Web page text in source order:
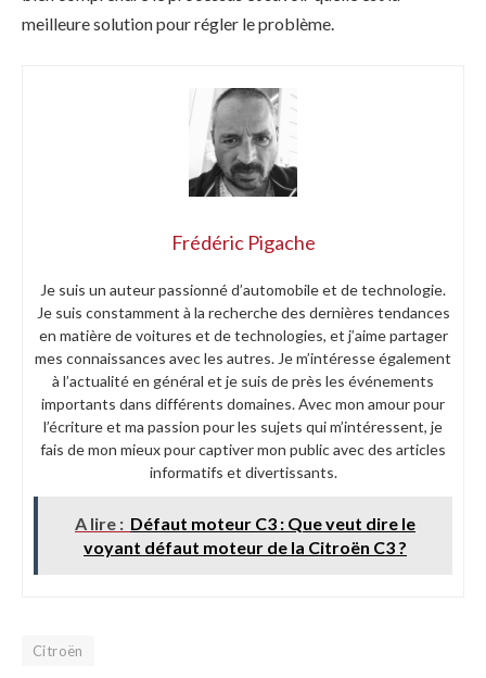
meilleure solution pour régler le problème.
Frédéric Pigache
Je suis un auteur passionné d’automobile et de technologie.
Je suis constamment à la recherche des dernières tendances
en matière de voitures et de technologies, et j’aime partager
mes connaissances avec les autres. Je m’intéresse également
à l’actualité en général et je suis de près les événements
importants dans différents domaines. Avec mon amour pour
l’écriture et ma passion pour les sujets qui m’intéressent, je
fais de mon mieux pour captiver mon public avec des articles
informatifs et divertissants.
A lire : Défaut moteur C3 : Que veut dire le
voyant défaut moteur de la Citroën C3 ?
Citroën